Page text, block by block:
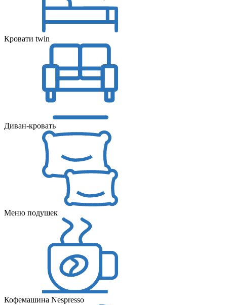
Кровати twin
Диван-кровать
Меню подушек
Кофемашина Nespresso